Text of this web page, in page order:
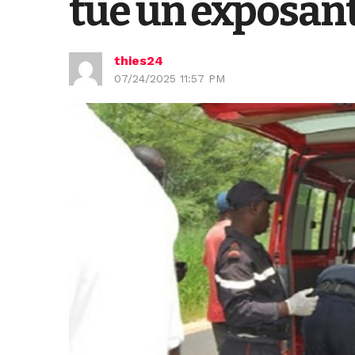
tue un
thies24
07/24/2025 11:57 PM